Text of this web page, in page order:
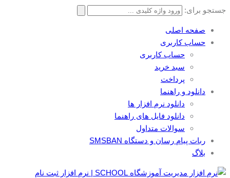
جستجو برای:
صفحه اصلی
حساب کاربری
حساب کاربری
سبد خرید
پرداخت
دانلود و راهنما
دانلود نرم افزار ها
دانلود فایل های راهنما
سوالات متداول
ربات پیام رسان و دستگاه SMSBAN
بلاگ